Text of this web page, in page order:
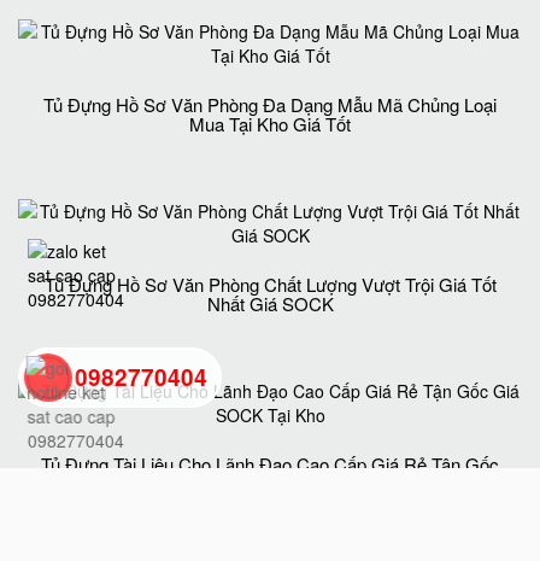
Tủ Đựng Hồ Sơ Văn Phòng Đa Dạng Mẫu Mã Chủng Loại
Mua Tại Kho Giá Tốt
Tủ Đựng Hồ Sơ Văn Phòng Chất Lượng Vượt Trội Giá Tốt
Nhất Giá SOCK
Tủ Đựng Tài Liệu Cho Lãnh Đạo Cao Cấp Giá Rẻ Tận Gốc
0982770404
back